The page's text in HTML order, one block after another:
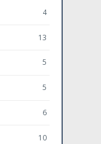
4
13
5
5
6
10